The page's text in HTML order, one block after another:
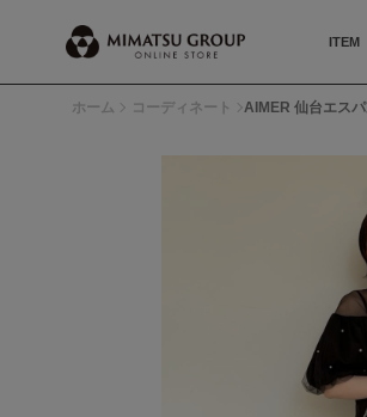
ITEM
ホーム コーディネート AIMER 仙台エス